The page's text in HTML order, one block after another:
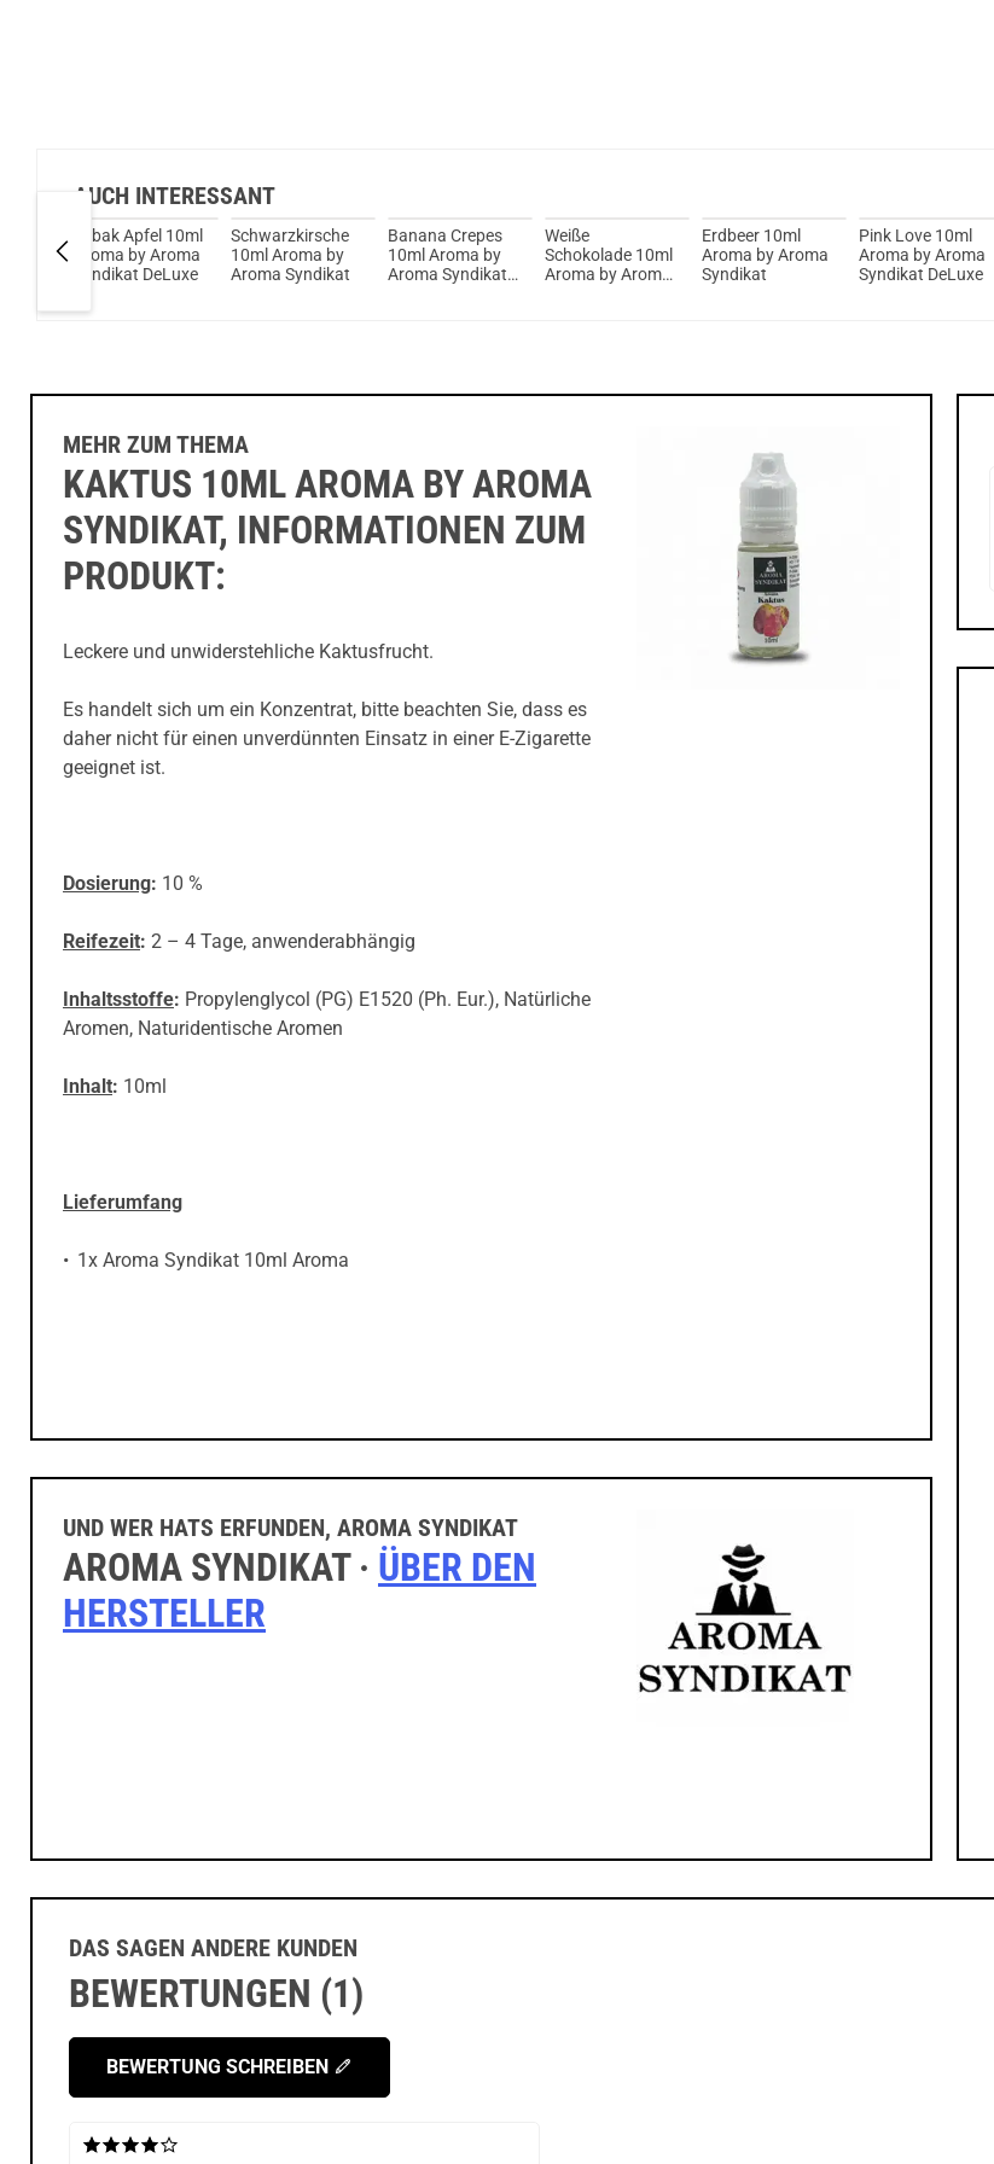
AUCH INTERESSANT
Tabak Apfel 10ml
Aroma by Aroma
Syndikat DeLuxe
Schwarzkirsche
10ml Aroma by
Aroma Syndikat
Banana Crepes
10ml Aroma by
Aroma Syndikat
Weiße
Schokolade 10ml
Aroma by Aroma
Erdbeer 10ml
Aroma by Aroma
Syndikat
Pink Love 10ml
Aroma by Aroma
Syndikat DeLuxe
MEHR ZUM THEMA
KAKTUS 10ML AROMA BY AROMA
SYNDIKAT, INFORMATIONEN ZUM
PRODUKT:
Leckere und unwiderstehliche Kaktusfrucht.
Es handelt sich um ein Konzentrat, bitte beachten Sie, dass es
daher nicht für einen unverdünnten Einsatz in einer E-Zigarette
geeignet ist.
Dosierung: 10 %
Reifezeit: 2 – 4 Tage, anwenderabhängig
Inhaltsstoffe: Propylenglycol (PG) E1520 (Ph. Eur.), Natürliche
Aromen, Naturidentische Aromen
Inhalt: 10ml
Lieferumfang
1x Aroma Syndikat 10ml Aroma
UND WER HATS ERFUNDEN, AROMA SYNDIKAT
AROMA SYNDIKAT · ÜBER DEN
HERSTELLER
DAS SAGEN ANDERE KUNDEN
BEWERTUNGEN (1)
BEWERTUNG SCHREIBEN